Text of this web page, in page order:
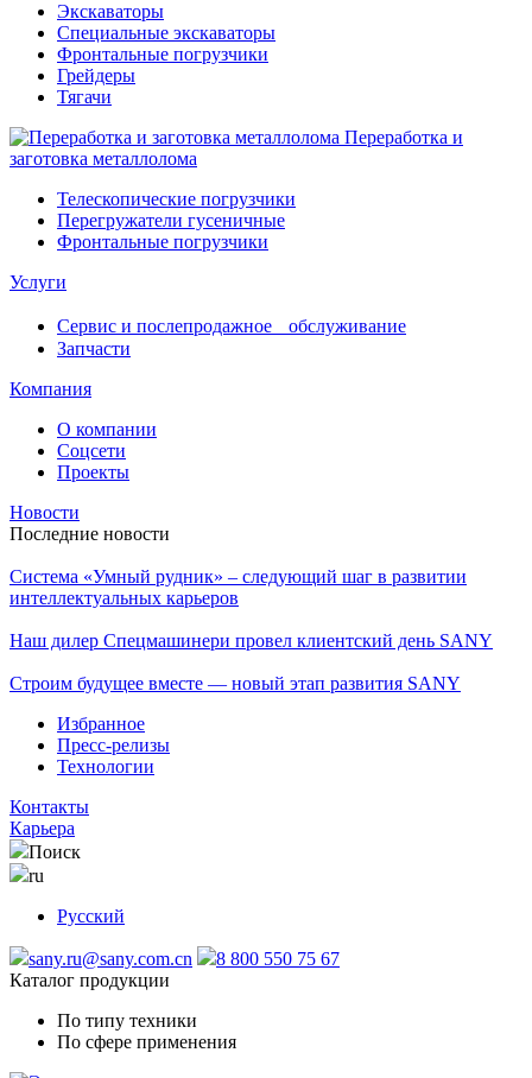
Экскаваторы
Специальные экскаваторы
Фронтальные погрузчики
Грейдеры
Тягачи
Переработка и
заготовка металлолома
Телескопические погрузчики
Перегружатели гусеничные
Фронтальные погрузчики
Услуги
Сервис и послепродажное обслуживание
Запчасти
Компания
О компании
Соцсети
Проекты
Новости
Последние новости
Система «Умный рудник» – следующий шаг в развитии
интеллектуальных карьеров
Наш дилер Спецмашинери провел клиентский день SANY
Строим будущее вместе — новый этап развития SANY
Избранное
Пресс-релизы
Технологии
Контакты
Карьера
Поиск
ru
Русский
sany.ru@sany.com.cn
8 800 550 75 67
Каталог продукции
По типу техники
По сфере применения